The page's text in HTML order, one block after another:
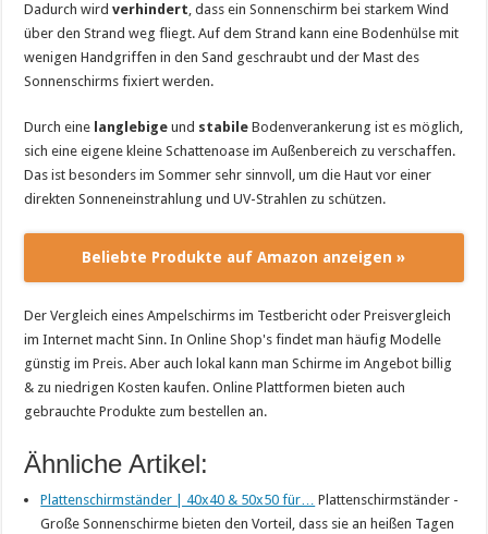
Dadurch wirdverhindert, dass ein Sonnenschirm bei starkem Wind
über den Strand weg fliegt. Auf dem Strand kann eine Bodenhülse mit
wenigen Handgriffen in den Sand geschraubt und der Mast des
Sonnenschirms fixiert werden.
Durch eine langlebige und stabile Bodenverankerung ist es möglich,
sich eine eigene kleine Schattenoase im Außenbereich zu verschaffen.
Das ist besonders im Sommer sehr sinnvoll, um die Haut vor einer
direkten Sonneneinstrahlung und UV-Strahlen zu schützen.
Beliebte Produkte auf Amazon anzeigen »
Der Vergleich eines Ampelschirms im Testbericht oder Preisvergleich
im Internet macht Sinn. In Online Shop's findet man häufig Modelle
günstig im Preis. Aber auch lokal kann man Schirme im Angebot billig
& zu niedrigen Kosten kaufen. Online Plattformen bieten auch
gebrauchte Produkte zum bestellen an.
Ähnliche Artikel:
Plattenschirmständer | 40x40 & 50x50 für… Plattenschirmständer -
Große Sonnenschirme bieten den Vorteil, dass sie an heißen Tagen